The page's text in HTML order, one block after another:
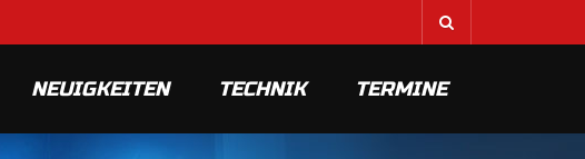
NEUIGKEITEN TECHNIK TERMINE